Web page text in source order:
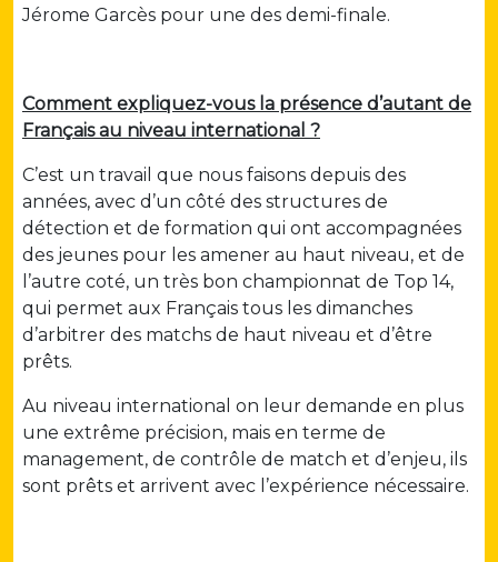
Jérome Garcès pour une des demi-finale.
Comment expliquez-vous la présence d’autant de
Français au niveau international ?
C’est un travail que nous faisons depuis des
années, avec d’un côté des structures de
détection et de formation qui ont accompagnées
des jeunes pour les amener au haut niveau, et de
l’autre coté, un très bon championnat de Top 14,
qui permet aux Français tous les dimanches
d’arbitrer des matchs de haut niveau et d’être
prêts.
Au niveau international on leur demande en plus
une extrême précision, mais en terme de
management, de contrôle de match et d’enjeu, ils
sont prêts et arrivent avec l’expérience nécessaire.